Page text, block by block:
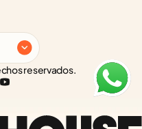
reservados.